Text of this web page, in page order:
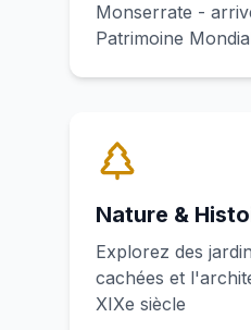
Monserrate -
Patrimoine
Nature &
Explorez des
cachées et
XIXe siècle